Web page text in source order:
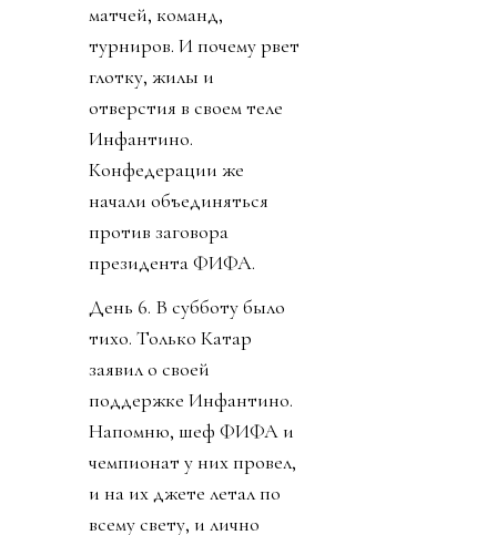
матчей, команд,
турниров. И почему рвет
глотку, жилы и
отверстия в своем теле
Инфантино.
Конфедерации же
начали объединяться
против заговора
президента ФИФА.
День 6. В субботу было
тихо. Только Катар
заявил о своей
поддержке Инфантино.
Напомню, шеф ФИФА и
чемпионат у них провел,
и на их джете летал по
всему свету, и лично